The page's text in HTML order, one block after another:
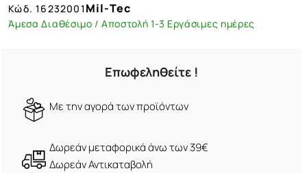
Κώδ.16232001 Mil-Tec
Άμεσα Διαθέσιμο / Αποστολή 1-3 Εργάσιμες ημέρες
Επωφεληθείτε !
Mε την αγορά των προϊόντων
Δωρεάν μεταφορικά άνω των 39€
Δωρεάν Αντικαταβολή